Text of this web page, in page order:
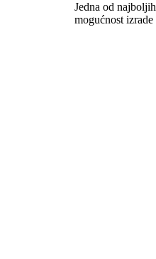
Jedna od
mogućnost